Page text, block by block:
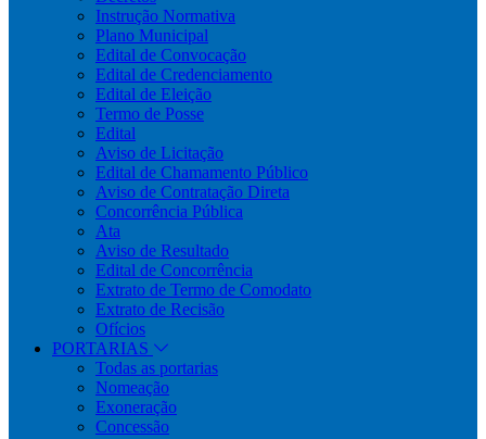
Instrução Normativa
Plano Municipal
Edital de Convocação
Edital de Credenciamento
Edital de Eleição
Termo de Posse
Edital
Aviso de Licitação
Edital de Chamamento Público
Aviso de Contratação Direta
Concorrência Pública
Ata
Aviso de Resultado
Edital de Concorrência
Extrato de Termo de Comodato
Extrato de Recisão
Ofícios
PORTARIAS
Todas as portarias
Nomeação
Exoneração
Concessão